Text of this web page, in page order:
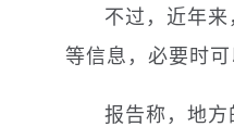
不过，近年
等信息，必要时
报告称，地